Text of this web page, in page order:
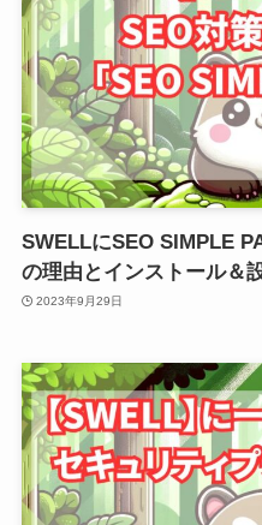
SWELLにSEO SIMPLE
の理由とインストール＆
2023年9月29日